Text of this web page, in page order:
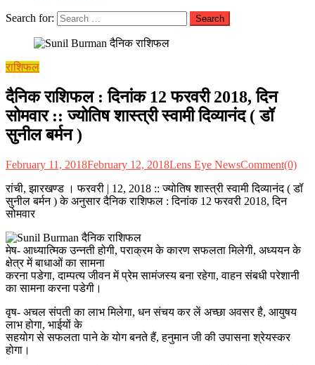
Search for:
राशिफल
दैनिक राशिफल : दिनांक 12 फरवरी 2018, दिन
सोमवार :: ज्योतिष शास्त्री स्वामी दिव्यानंद ( डॉ
सुनील बर्मन )
February 11, 2018February 12, 2018Lens Eye NewsComment(0)
रांची, झारखण्ड । फरवरी | 12, 2018 :: ज्योतिष शास्त्री स्वामी दिव्यानंद ( डॉ
सुनील बर्मन ) के अनुसार दैनिक राशिफल : दिनांक 12 फरवरी 2018, दिन
सोमवार
मेष- आध्यात्मिक उन्नती होगी, पराक्रम के कारण सफलता मिलेगी, अध्ययन के
क्षेत्र में बाधाओं का सामना
करना पडेगा, दाम्पत्य जीवन में प्रेम सामंजस्य बना रहेगा, वाहन संबधी परेशानी
का सामना करना पडेगी।
वृष- अचल संपती का लाभ मिलेगा, धन संचय कर लें अच्छा अवसर है, आयुषय
लाभ होगा, भाईयों के
सहयोग से सफलता पाने के योग बनते हैं, हनुमान जी की उपासना श्रेयस्कर
होगा।